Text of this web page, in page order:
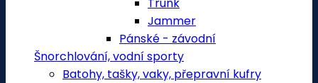
Jammer
Pánské - závodní
Šnorchlování, vodní sporty
Batohy, tašky, vaky, přepravní kufry